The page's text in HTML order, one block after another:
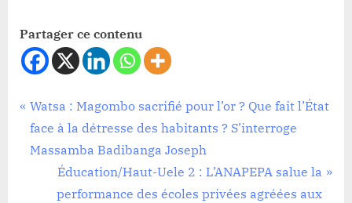
Partager ce contenu
Société
Navigation
de
l’article
P
r
e
Watsa : Magombo sacrifié pour l’or ? Que fait l’État
face à la détresse des habitants ? S’interroge
Massamba Badibanga Joseph
N
e
Éducation/Haut-Uele 2 : L’ANAPEPA salue la
performance des écoles privées agréées aux